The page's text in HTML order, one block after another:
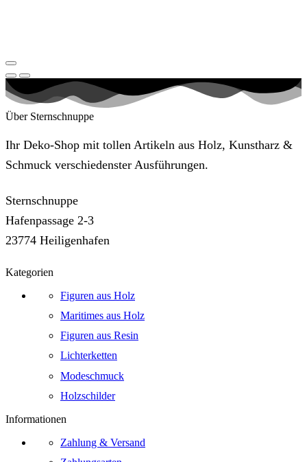
Über Sternschnuppe
Ihr Deko-Shop mit tollen Artikeln aus Holz, Kunstharz &
Schmuck verschiedenster Ausführungen.
Sternschnuppe
Hafenpassage 2-3
23774 Heiligenhafen
Kategorien
Figuren aus Holz
Maritimes aus Holz
Figuren aus Resin
Lichterketten
Modeschmuck
Holzschilder
Informationen
Zahlung & Versand